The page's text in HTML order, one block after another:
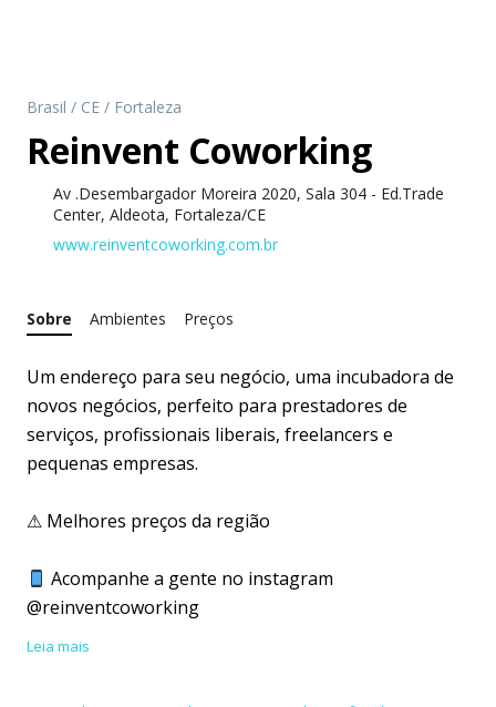
Brasil / CE / Fortaleza
Reinvent Coworking
Av .Desembargador Moreira 2020, Sala 304 - Ed.Trade
Center, Aldeota, Fortaleza/CE
www.reinventcoworking.com.br
Sobre Ambientes Preços
Um endereço para seu negócio, uma incubadora de
novos negócios, perfeito para prestadores de
serviços, profissionais liberais, freelancers e
pequenas empresas.
⚠ Melhores preços da região
Acompanhe a gente no instagram
@reinventcoworking
Leia mais